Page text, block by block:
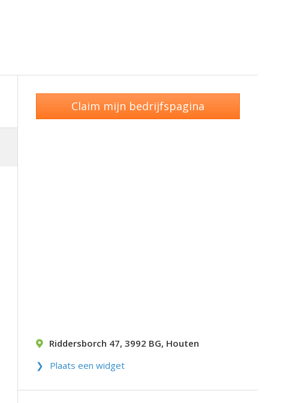
Claim mijn bedrijfspagina
Riddersborch 47, 3992 BG, Houten
Plaats een widget